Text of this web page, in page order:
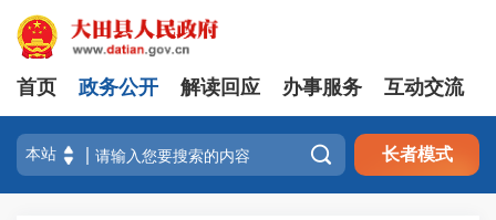
首页 政务公开 解读回应 办事服务 互动交流
 长者模式